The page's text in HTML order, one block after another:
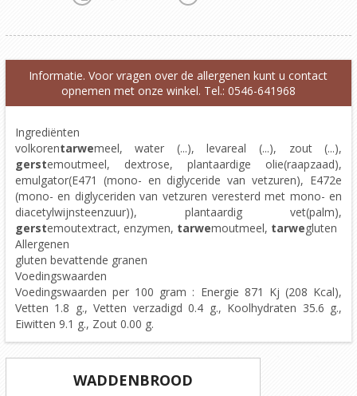
Informatie. Voor vragen over de allergenen kunt u contact
opnemen met onze winkel. Tel.: 0546-641968
Ingrediënten
volkorentarwemeel, water (...), levareal (...), zout (...),
gerstemoutmeel, dextrose, plantaardige olie(raapzaad),
emulgator(E471 (mono- en diglyceride van vetzuren), E472e
(mono- en diglyceriden van vetzuren veresterd met mono- en
diacetylwijnsteenzuur)), plantaardig vet(palm),
gerstemoutextract, enzymen, tarwemoutmeel, tarwegluten
Allergenen
gluten bevattende granen
Voedingswaarden
Voedingswaarden per 100 gram : Energie 871 Kj (208 Kcal),
Vetten 1.8 g., Vetten verzadigd 0.4 g., Koolhydraten 35.6 g.,
Eiwitten 9.1 g., Zout 0.00 g.
WADDENBROOD